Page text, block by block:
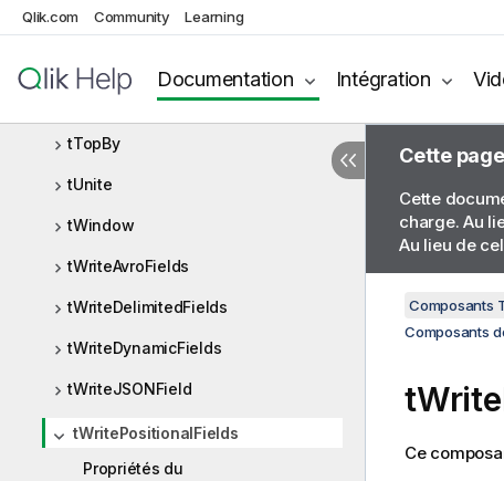
Qlik.com Community Learning
Documentation Intégration
tSplitRow
tTopBy
tUnite
tWindow
tWriteAvroFields
tWriteDelimitedFields
tWriteDynamicFields
tWriteJSONField
tWritePositionalFields
Propriétés du
Cette
Cette
charge. Au
Au lieu de
Composants
Composants
Ce